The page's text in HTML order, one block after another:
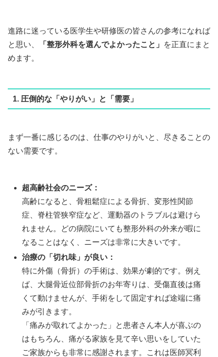
進路に迷っている医学生や研修医の皆さんの参考になれば
と思い、
「整形外科を選んでよかったこと」
を正直にまと
めます。
1. 圧倒的な「やりがい」と「需要」
まず一番に感じるのは、仕事のやりがいと、尽きることの
ない需要です。
超高齢社会のニーズ：
高齢になると、骨粗鬆症による骨折、変形性関節
症、脊柱管狭窄症など、運動器のトラブルは避けら
れません。どの病院にいても整形外科の外来が暇に
なることはなく、ニーズは非常に大きいです。
治療の「切れ味」が良い：
特に外傷（骨折）の手術は、効果が劇的です。例え
ば、大腿骨近位部骨折のお年寄りは、受傷直後は痛
くて動けませんが、手術をして固定すれば途端に痛
みが引きます。
「痛みが取れてよかった」と患者さん本人が喜ぶの
はもちろん、痛がる家族を見て辛い思いをしていた
ご家族からも非常に感謝されます。これは医師冥利